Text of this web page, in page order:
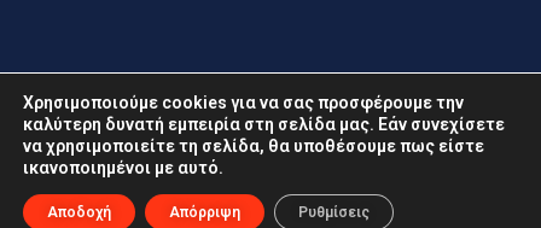
www.eordaia.gov.gr © 2022. Με επιφύλαξη παντός
δικαιώματος
Χρησιμοποιούμε cookies για να σας προσφέρουμε την
καλύτερη δυνατή εμπειρία στη σελίδα μας. Εάν συνεχίσετε
να χρησιμοποιείτε τη σελίδα, θα υποθέσουμε πως είστε
ικανοποιημένοι με αυτό.
Αποδοχή Απόρριψη Ρυθμίσεις